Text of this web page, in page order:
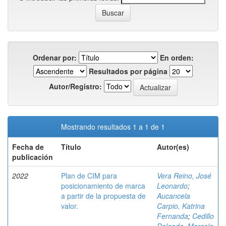
Ordenar por:
En orden:
Resultados por página
Autor/Registro:
Mostrando resultados 1 a 1 de 1
Fecha de
publicación
Título Autor(es)
2022
Plan de CIM para
posicionamiento de marca
a partir de la propuesta de
valor.
Vera Reino, José
Leonardo;
Aucancela
Carpio, Katrina
Fernanda; Cedillo